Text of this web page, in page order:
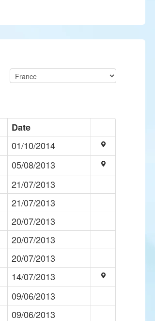
Date
01/10/2014
05/08/2013
21/07/2013
21/07/2013
20/07/2013
20/07/2013
20/07/2013
14/07/2013
09/06/2013
09/06/2013